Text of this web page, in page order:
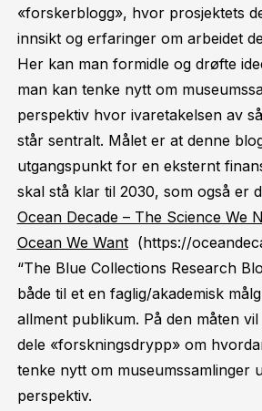
«forskerblogg», hvor prosjektets
innsikt og erfaringer om arbeidet
Her kan man formidle og drøfte
man kan tenke nytt om
perspektiv hvor ivaretakelsen av
står sentralt. Målet er at denne
utgangspunkt for en eksternt
skal stå klar til 2030, som også er
Ocean Decade – The Science We
Ocean We Want (https://
“The Blue Collections Research
både til et en faglig/akademisk
allment publikum. På den måten
dele «forskningsdrypp» om
tenke nytt om museumssamlinger
perspektiv.